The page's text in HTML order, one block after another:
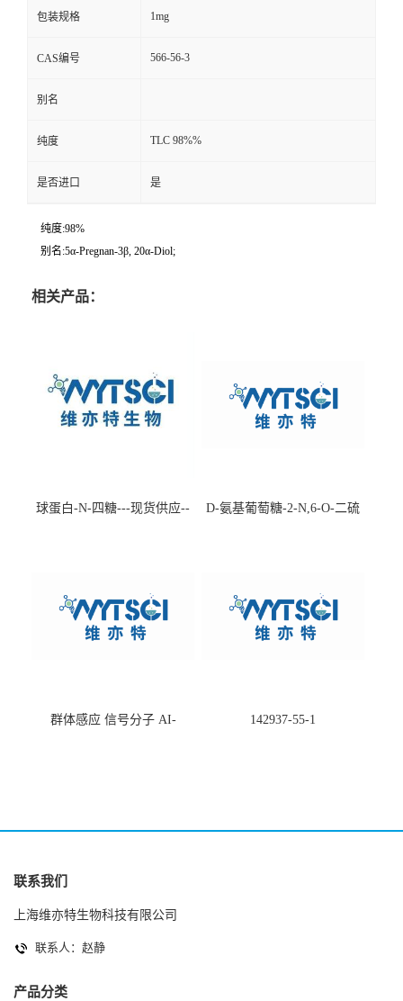
包装规格 1mg
CAS编号 566-56-3
别名
纯度 TLC 98%%
是否进口 是
纯度:98%
别名:5α-Pregnan-3β, 20α-Diol;
相关产品：
球蛋白-N-四糖---现货供应--
D-氨基葡萄糖-2-N,6-O-二硫
群体感应 信号分子 AI-
142937-55-1
联系我们
上海维亦特生物科技有限公司
联系人：赵静
产品分类